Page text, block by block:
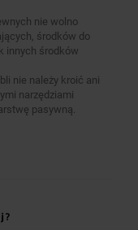
nie wolno
środków do
innych środków
nie należy kroić ani
narzędziami
pasywną.